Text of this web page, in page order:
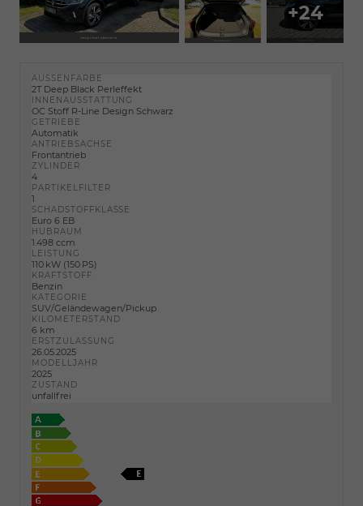
+24
AUSSENFARBE
2T Deep Black Perleffekt
INNENAUSSTATTUNG
OC Stoff R-Line Design Schwarz
GETRIEBE
Automatik
ANTRIEBSACHSE
Frontantrieb
ZYLINDER
4
PARTIKELFILTER
1
SCHADSTOFFKLASSE
Euro 6 EB
HUBRAUM
1.498 ccm
LEISTUNG
110 kW (150 PS)
KRAFTSTOFF
Benzin
KATEGORIE
SUV/Geländewagen/Pickup
KILOMETERSTAND
6 km
ERSTZULASSUNG
26.05.2025
MODELLJAHR
2025
ZUSTAND
unfallfrei